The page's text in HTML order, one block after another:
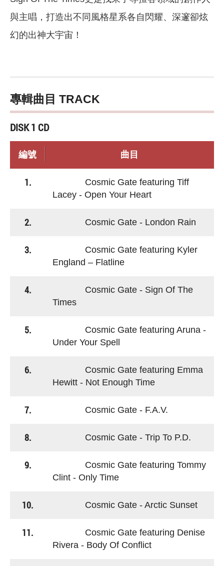
與主唱，打造出不同風格星系各自閃耀、深邃卻炫
幻的出神大宇宙！
專輯曲目 TRACK
DISK 1 CD
編號 曲目
1.
Cosmic Gate featuring Tiff
Lacey - Open Your Heart
2. Cosmic Gate - London Rain
3.
Cosmic Gate featuring Kyler
England – Flatline
4.
Cosmic Gate - Sign Of The
Times
5.
Cosmic Gate featuring Aruna -
Under Your Spell
6.
Cosmic Gate featuring Emma
Hewitt - Not Enough Time
7. Cosmic Gate - F.A.V.
8. Cosmic Gate - Trip To P.D.
9.
Cosmic Gate featuring Tommy
Clint - Only Time
10. Cosmic Gate - Arctic Sunset
11.
Cosmic Gate featuring Denise
Rivera - Body Of Conflict